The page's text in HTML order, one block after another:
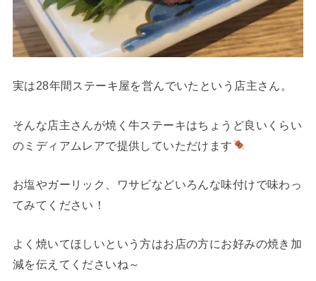
実は28年間ステーキ屋を営んでいたという店主さん。
そんな店主さんが焼く牛ステーキはちょうど良いくらい
のミディアムレアで提供していただけます
お塩やガーリック、ワサビなどいろんな味付けで味わっ
てみてください！
よく焼いてほしいという方はお店の方にお好みの焼き加
減を伝えてくださいね～